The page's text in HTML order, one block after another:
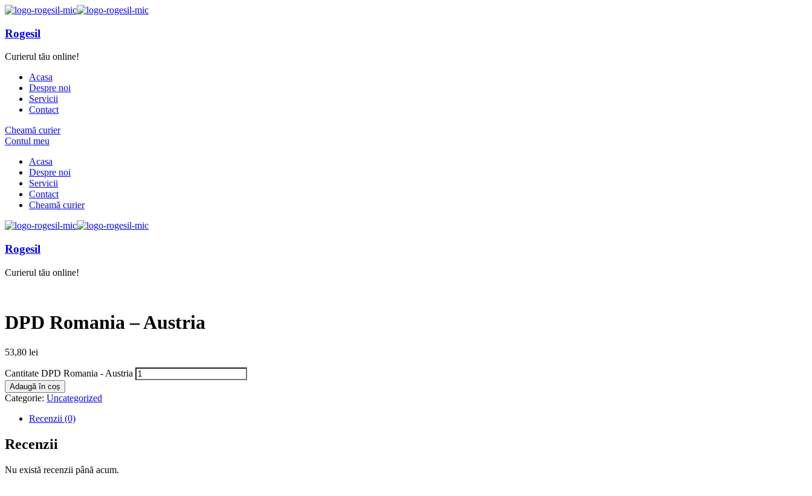
Rogesil
Curierul tău online!
Acasa
Despre noi
Servicii
Contact
Cheamă curier
Contul meu
Acasa
Despre noi
Servicii
Contact
Cheamă curier
Rogesil
Curierul tău online!
DPD Romania – Austria
53,80 lei
Cantitate DPD Romania - Austria
Adaugă în coș
Categorie: Uncategorized
Recenzii (0)
Recenzii
Nu există recenzii până acum.